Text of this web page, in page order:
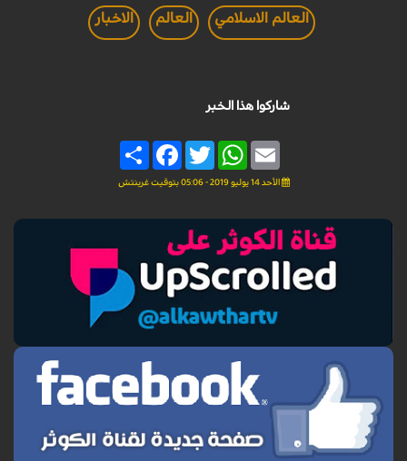
العالم الاسلامي العالم الاخبار
شاركوا هذا الخبر
Share
FacebookTwitter
WhatsAppEmail
الأحد 14 يوليو 2019 - 05:06 بتوقيت غرينتش